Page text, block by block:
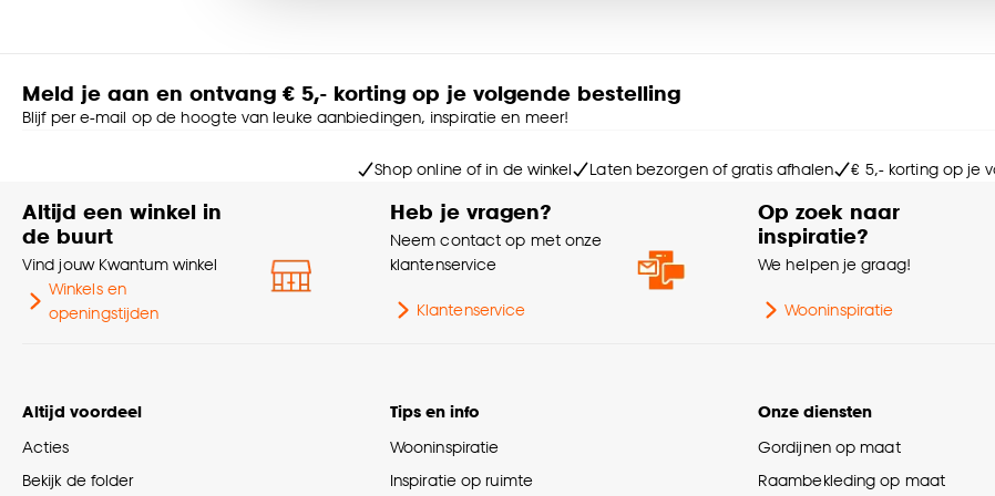
Meld je aan en ontvang € 5,- korting op je volgende bestelling
Blijf per e-mail op de hoogte van leuke aanbiedingen, inspiratie en meer!
Shop online of in de winkel Laten bezorgen of gratis afhalen € 5,- korting op je
Altijd een winkel in
de buurt
Vind jouw Kwantum winkel
Winkels en
openingstijden
Heb je vragen?
Neem contact op met onze
klantenservice
Klantenservice
Op zoek naar
inspiratie?
We helpen je graag!
Wooninspiratie
Altijd voordeel
Acties
Bekijk de folder
Tips en info
Wooninspiratie
Inspiratie op ruimte
Onze diensten
Gordijnen op maat
Raambekleding op maat